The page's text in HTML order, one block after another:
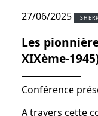
27/06/2025
Les
XIXème-
Conférence
A travers cette